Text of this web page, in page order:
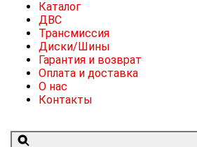
Каталог
ДВС
Трансмиссия
Диски/Шины
Гарантия и возврат
Оплата и доставка
О нас
Контакты